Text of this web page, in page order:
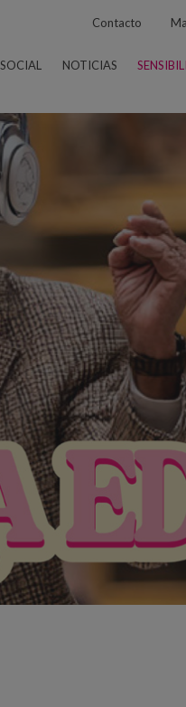
NOTICIAS
Contacto